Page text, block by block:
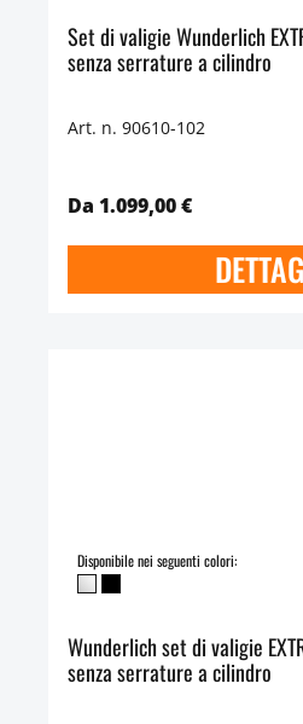
Set di valigie Wunderlich
senza serrature a cilindro
Art. n. 90610-102
Da 1.099,00 €
Disponibile nei seguenti colori:
Wunderlich set di valigie
senza serrature a cilindro